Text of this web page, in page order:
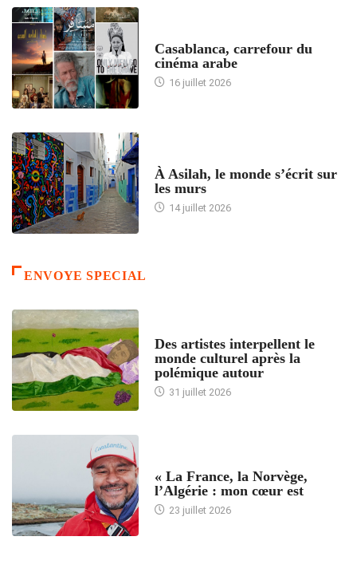
Casablanca, carrefour du
cinéma arabe
16 juillet 2026
À Asilah, le monde s’écrit sur
les murs
14 juillet 2026
ENVOYE SPECIAL
Des artistes interpellent le
monde culturel après la
polémique autour
31 juillet 2026
« La France, la Norvège,
l’Algérie : mon cœur est
23 juillet 2026